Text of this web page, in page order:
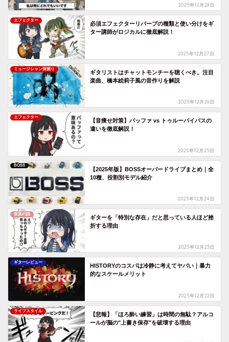
2025年12月28日
エフェクター
必須エフェクターリバーブの種類と使い分けをギ
ター講師がロジカルに徹底解説！
2025年12月27日
ミュージシャン深掘り
ギタリストはチャットモンチーを聴くべき。注目
楽曲、橋本絵莉子風の音作りを解説
2025年12月26日
エフェクター
【音痩せ対策】バッファ vs トゥルーバイパスの
違いを徹底解説！
2025年12月25日
BOSS
【2025年版】BOSSオーバードライブまとめ｜全
10種、役割別モデル紹介
2025年12月24日
音楽の話
ギターを「特別な存在」だと思っている人ほど挫
折する理由
2025年12月23日
ギターレビュー
HISTORYのコスパは冷静に考えてヤバい｜暴力
的なスケールメリット
2025年12月22日
ライフスタイル
【悲報】「ほろ酔い練習」は時間の無駄？アルコ
ールが脳の"上書き保存"を破壊する理由